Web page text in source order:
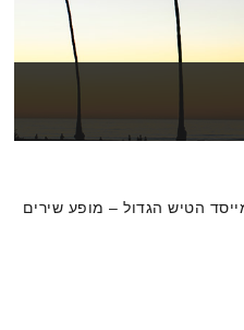
הטיש הגדול – מופע שירים